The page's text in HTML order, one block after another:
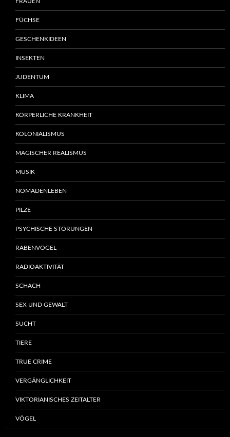
FÜCHSE
GESCHENKIDEEN
INSEKTEN
JUDENTUM
KLIMA
KÖRPERLICHE KRANKHEIT
KOLONIALISMUS
MAGISCHER REALISMUS
MUSIK
NOMADENLEBEN
PILZE
PSYCHISCHE STÖRUNGEN
RABENVÖGEL
RADIOAKTIVITÄT
SCHACH
SEX UND GEWALT
SUCHT
TIERE
TRUE CRIME
VERGÄNGLICHKEIT
VIKTORIANISCHES ZEITALTER
VÖGEL